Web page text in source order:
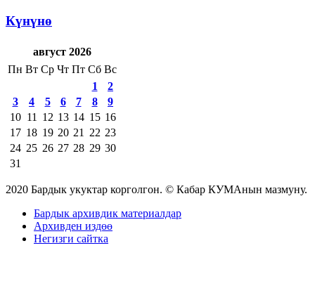
Күнүнө
август 2026
Пн Вт Ср Чт Пт Сб Вс
1
2
3
4 5 6 7 8
9
10 11 12 13 14 15 16
17 18 19 20 21 22 23
24 25 26 27 28 29 30
31
2020 Бардык укуктар корголгон. © Кабар КУМАнын мазмуну.
Бардык архивдик материалдар
Архивден издөө
Негизги сайтка